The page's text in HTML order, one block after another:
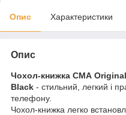
Опис Характеристики
Опис
Чохол-книжка CМА
Black - стильний, легкий і
телефону.
Чохол-книжка легко